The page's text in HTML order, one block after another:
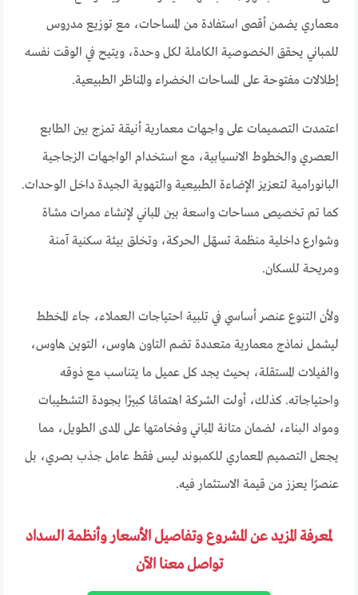
معماري يضمن أقصى استفادة من المساحات، مع توزيع مدروس
للمباني يحقق الخصوصية الكاملة لكل وحدة، ويتيح في الوقت نفسه
إطلالات مفتوحة على المساحات الخضراء والمناظر الطبيعية.
اعتمدت التصميمات على واجهات معمارية أنيقة تمزج بين الطابع
العصري والخطوط الانسيابية، مع استخدام الواجهات الزجاجية
البانورامية لتعزيز الإضاءة الطبيعية والتهوية الجيدة داخل الوحدات.
كما تم تخصيص مساحات واسعة بين المباني لإنشاء ممرات مشاة
وشوارع داخلية منظمة تسهّل الحركة، وتخلق بيئة سكنية آمنة
ومريحة للسكان.
ولأن التنوع عنصر أساسي في تلبية احتياجات العملاء، جاء المخطط
ليشمل نماذج معمارية متعددة تضم التاون هاوس، التوين هاوس،
والفيلات المستقلة، بحيث يجد كل عميل ما يتناسب مع ذوقه
واحتياجاته. كذلك، أولت الشركة اهتمامًا كبيرًا بجودة التشطيبات
ومواد البناء، لضمان متانة المباني وفخامتها على المدى الطويل، مما
يجعل التصميم المعماري للكمبوند ليس فقط عامل جذب بصري، بل
عنصرًا يعزز من قيمة الاستثمار فيه.
لمعرفة المزيد عن المشروع وتفاصيل الأسعار وأنظمة السداد
تواصل معنا الآن